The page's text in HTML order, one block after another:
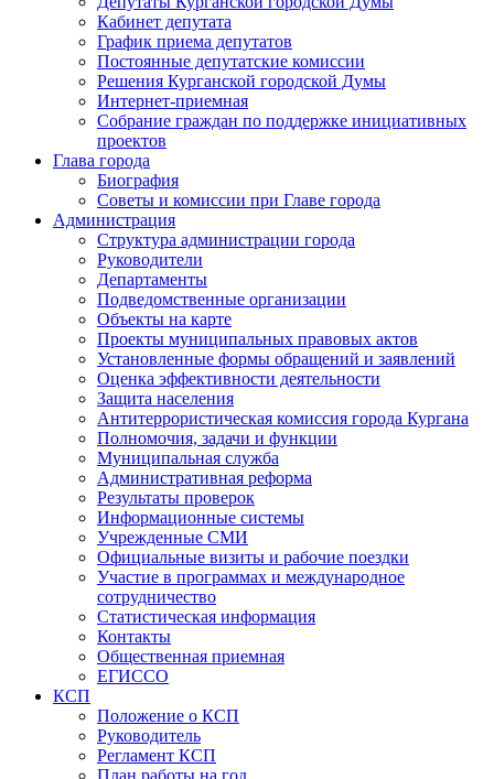
Кабинет депутата
График приема депутатов
Постоянные депутатские комиссии
Решения Курганской городской Думы
Интернет-приемная
Собрание граждан по поддержке инициативных
проектов
Глава города
Биография
Советы и комиссии при Главе города
Администрация
Структура администрации города
Руководители
Департаменты
Подведомственные организации
Объекты на карте
Проекты муниципальных правовых актов
Установленные формы обращений и заявлений
Оценка эффективности деятельности
Защита населения
Антитеррористическая комиссия города Кургана
Полномочия, задачи и функции
Муниципальная служба
Административная реформа
Результаты проверок
Информационные системы
Учрежденные СМИ
Официальные визиты и рабочие поездки
Участие в программах и международное
сотрудничество
Статистическая информация
Контакты
Общественная приемная
ЕГИССО
КСП
Положение о КСП
Руководитель
Регламент КСП
План работы на год